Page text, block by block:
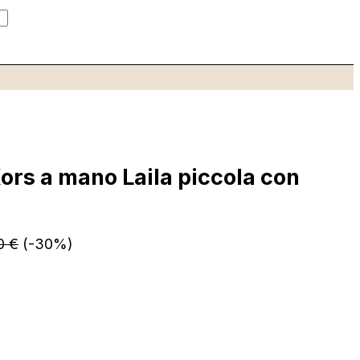
a mano Laila piccola con
€ (-30%)